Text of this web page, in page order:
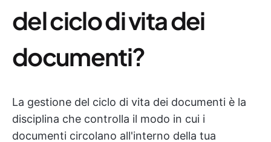
del ciclo di vita dei
documenti?
La gestione del ciclo di vita dei documenti è la
disciplina che controlla il modo in cui i
documenti circolano all'interno della tua